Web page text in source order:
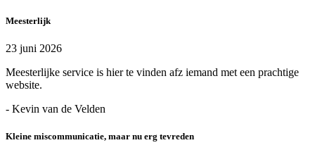
Meesterlijk
23 juni 2026
Meesterlijke service is hier te vinden afz iemand met een prachtige
website.
- Kevin van de Velden
Kleine miscommunicatie, maar nu erg tevreden